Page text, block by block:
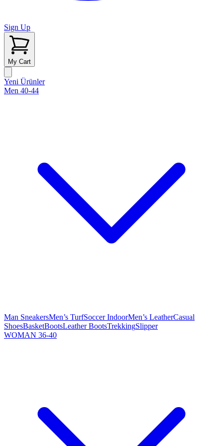
Sign Up
My Cart
Yeni Ürünler
Men 40-44
Man SneakersMen’s TurfSoccer IndoorMen’s LeatherCasual
ShoesBasketBootsLeather BootsTrekkingSlipper
WOMAN 36-40